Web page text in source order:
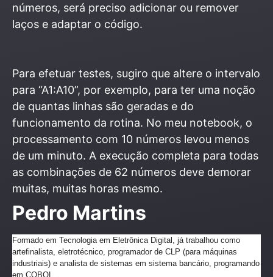
números, será preciso adicionar ou remover
laços e adaptar o código.
Para efetuar testes, sugiro que altere o intervalo
para “A1:A10”, por exemplo, para ter uma noção
de quantas linhas são geradas e do
funcionamento da rotina. No meu notebook, o
processamento com 10 números levou menos
de um minuto. A execução completa para todas
as combinações de 62 números deve demorar
muitas, muitas horas mesmo.
Pedro Martins
Formado em Tecnologia em Eletrônica Digital, já trabalhou como
artefinalista, eletrotécnico, programador de CLP (para máquinas
industriais) e analista de sistemas em sistema bancário, programando
em COBOL.